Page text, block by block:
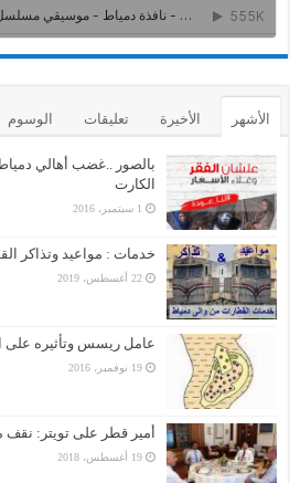
الأشهر الأخيرة تعليقات الوسوم
بالصور ..غضب أهالي
الكارت
1 سبتمبر، 2016
خدمات : مواعيد وتذاكر
22 أغسطس، 2019
عامل ريسس وتأثيره على
19 نوفمبر، 2016
أمير قطر على تويتر: نقف
19 أغسطس، 2018